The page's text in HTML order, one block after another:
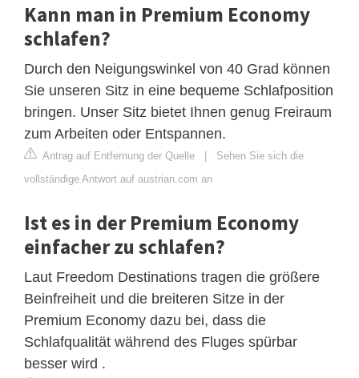
Kann man in Premium Economy
schlafen?
Durch den Neigungswinkel von 40 Grad können
Sie unseren Sitz in eine bequeme Schlafposition
bringen. Unser Sitz bietet Ihnen genug Freiraum
zum Arbeiten oder Entspannen.
Antrag auf Entfernung der Quelle | Sehen Sie sich die
vollständige Antwort auf austrian.com an
Ist es in der Premium Economy
einfacher zu schlafen?
Laut Freedom Destinations tragen die größere
Beinfreiheit und die breiteren Sitze in der
Premium Economy dazu bei, dass die
Schlafqualität während des Fluges spürbar
besser wird .